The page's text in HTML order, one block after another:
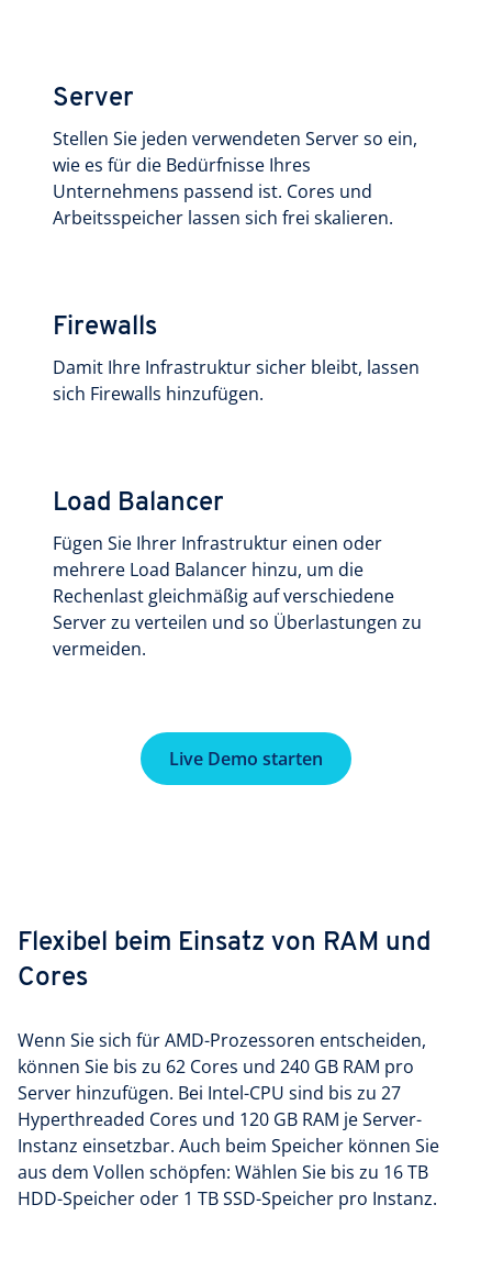
Server
Stellen Sie jeden verwendeten Server so ein,
wie es für die Bedürfnisse Ihres
Unternehmens passend ist. Cores und
Arbeitsspeicher lassen sich frei skalieren.
Firewalls
Damit Ihre Infrastruktur sicher bleibt, lassen
sich Firewalls hinzufügen.
Load Balancer
Fügen Sie Ihrer Infrastruktur einen oder
mehrere Load Balancer hinzu, um die
Rechenlast gleichmäßig auf verschiedene
Server zu verteilen und so Überlastungen zu
vermeiden.
Live Demo starten
Flexibel beim Einsatz von RAM und
Cores
Wenn Sie sich für AMD-Prozessoren entscheiden,
können Sie bis zu 62 Cores und 240 GB RAM pro
Server hinzufügen. Bei Intel-CPU sind bis zu 27
Hyperthreaded Cores und 120 GB RAM je Server-
Instanz einsetzbar. Auch beim Speicher können Sie
aus dem Vollen schöpfen: Wählen Sie bis zu 16 TB
HDD-Speicher oder 1 TB SSD-Speicher pro Instanz.